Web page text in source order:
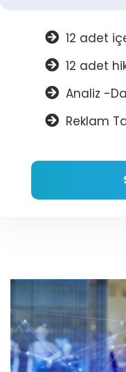
12 adet
12 adet
Analiz -
Reklam